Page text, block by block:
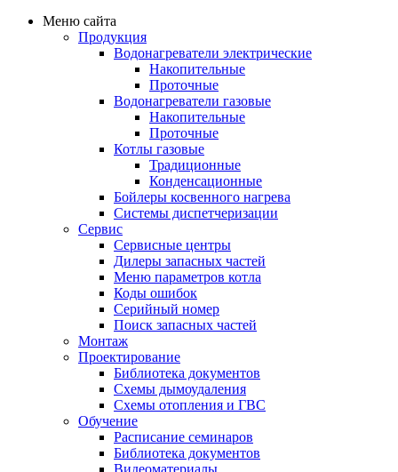
Меню сайта
Продукция
Водонагреватели электрические
Накопительные
Проточные
Водонагреватели газовые
Накопительные
Проточные
Котлы газовые
Традиционные
Конденсационные
Бойлеры косвенного нагрева
Системы диспетчеризации
Сервис
Сервисные центры
Дилеры запасных частей
Меню параметров котла
Коды ошибок
Серийный номер
Поиск запасных частей
Монтаж
Проектирование
Библиотека документов
Схемы дымоудаления
Схемы отопления и ГВС
Обучение
Расписание семинаров
Библиотека документов
Видеоматериалы